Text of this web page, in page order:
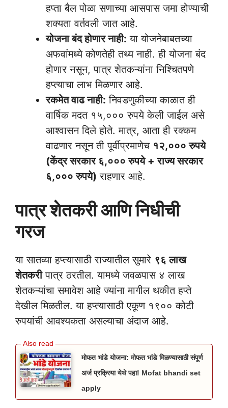
हप्ता बैल पोळा सणाच्या आसपास जमा होण्याची
शक्यता वर्तवली जात आहे.
योजना बंद होणार नाही: या योजनेबाबतच्या
अफवांमध्ये कोणतेही तथ्य नाही. ही योजना बंद
होणार नसून, पात्र शेतकऱ्यांना निश्चितपणे
हप्त्याचा लाभ मिळणार आहे.
रकमेत वाढ नाही: निवडणुकीच्या काळात ही
वार्षिक मदत १५,००० रुपये केली जाईल असे
आश्वासन दिले होते. मात्र, आता ही रक्कम
वाढणार नसून ती पूर्वीप्रमाणेच १२,००० रुपये
(केंद्र सरकार ६,००० रुपये + राज्य सरकार
६,००० रुपये) राहणार आहे.
पात्र शेतकरी आणि निधीची
गरज
या सातव्या हप्त्यासाठी राज्यातील सुमारे ९६ लाख
शेतकरीपात्र ठरतील. यामध्ये जवळपास ४ लाख
शेतकऱ्यांचा समावेश आहे ज्यांना मागील थकीत हप्ते
देखील मिळतील. या हप्त्यासाठी एकूण १९०० कोटी
रुपयांची आवश्यकता असल्याचा अंदाज आहे.
मोफत भांडे योजना: मोफत भांडे मिळण्यासाठी संपूर्ण
अर्ज प्रक्रिया येथे पहा! Mofat bhandi set
apply